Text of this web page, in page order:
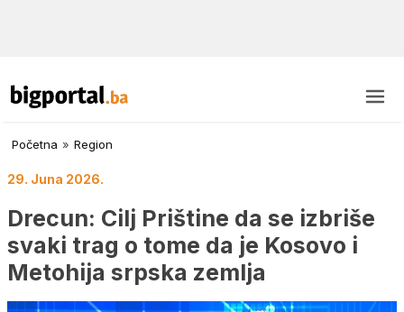
Početna » Region
29. Juna 2026.
Drecun: Cilj Prištine da se izbriše
svaki trag o tome da je Kosovo i
Metohija srpska zemlja